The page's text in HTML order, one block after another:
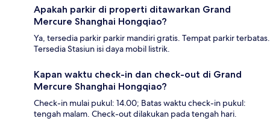
Apakah parkir di properti ditawarkan Grand
Mercure Shanghai Hongqiao?
Ya, tersedia parkir parkir mandiri gratis. Tempat parkir terbatas.
Tersedia Stasiun isi daya mobil listrik.
Kapan waktu check-in dan check-out di Grand
Mercure Shanghai Hongqiao?
Check-in mulai pukul: 14.00; Batas waktu check-in pukul:
tengah malam. Check-out dilakukan pada tengah hari.